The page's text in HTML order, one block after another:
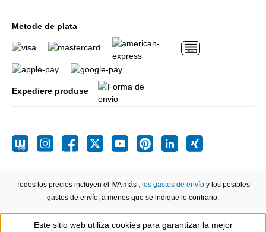
Metode de plata
Expediere produse
Todos los precios incluyen el IVA más , los gastos de envío y los posibles
gastos de envío, a menos que se indique lo contrario.
Este sitio web utiliza cookies para garantizar la mejor